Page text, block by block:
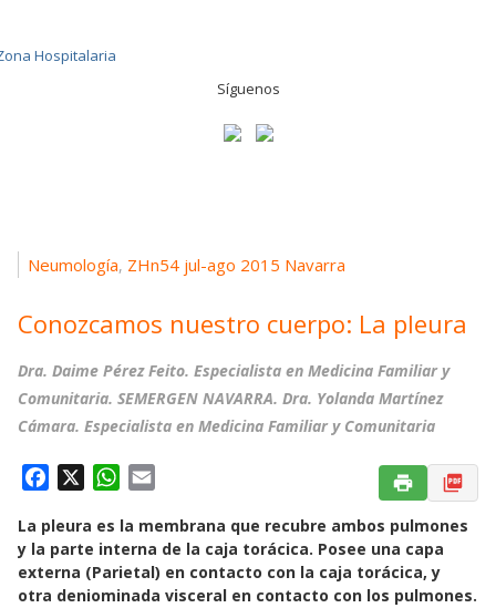
Síguenos
Neumología, ZHn54 jul-ago 2015 Navarra
Conozcamos nuestro cuerpo: La pleura
Dra. Daime Pérez Feito. Especialista en Medicina Familiar y
Comunitaria. SEMERGEN NAVARRA. Dra. Yolanda Martínez
Cámara. Especialista en Medicina Familiar y Comunitaria
c
e
b
W
a
t
s
a
i
l
La pleura es la membrana que recubre ambos pulmones
y la parte interna de la caja torácica. Posee una capa
externa (Parietal) en contacto con la caja torácica, y
otra deniominada visceral en contacto con los pulmones.